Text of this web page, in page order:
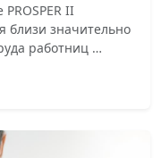
II
близи значительно
работниц …